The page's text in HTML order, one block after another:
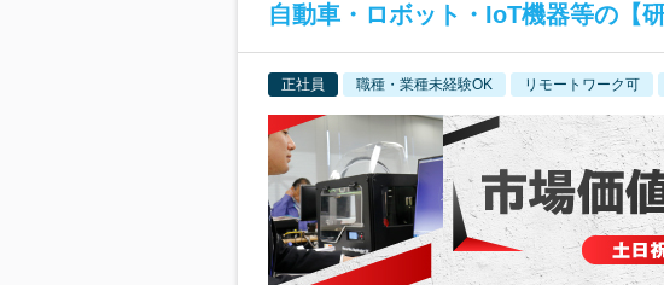
自動車・ロボット・IoT機器等の【
正社員 職種・業種未経験OK リモートワーク可